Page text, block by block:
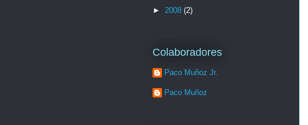
► 2008 (2)
Colaboradores
Paco Muñoz Jr.
Paco Muñoz